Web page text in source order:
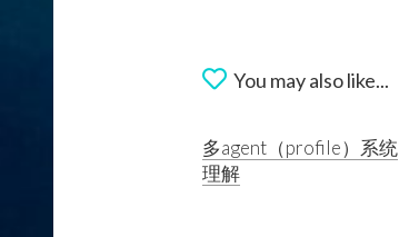
You may also like...
多agent（profile）系统
理解